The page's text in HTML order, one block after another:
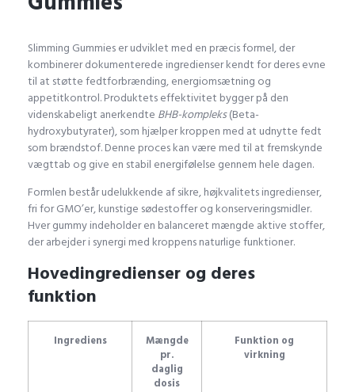
Slimming Gummies er udviklet med en præcis formel, der
kombinerer dokumenterede ingredienser kendt for deres evne
til at støtte fedtforbrænding, energiomsætning og
appetitkontrol. Produktets effektivitet bygger på den
videnskabeligt anerkendte BHB-kompleks(Beta-
hydroxybutyrater), som hjælper kroppen med at udnytte fedt
som brændstof. Denne proces kan være med til at fremskynde
vægttab og give en stabil energifølelse gennem hele dagen.
Formlen består udelukkende af sikre, højkvalitets ingredienser,
fri for GMO’er, kunstige sødestoffer og konserveringsmidler.
Hver gummy indeholder en balanceret mængde aktive stoffer,
der arbejder i synergi med kroppens naturlige funktioner.
Hovedingredienser og deres
funktion
Ingrediens
Mængde
pr.
daglig
dosis
Funktion og
virkning